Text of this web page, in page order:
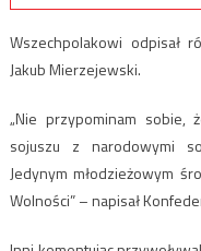
Wszechpolakowi odpisał
Jakub Mierzejewski.
„Nie przypominam sobie,
sojuszu z narodowymi
Jedynym młodzieżowym
Wolności” – napisał